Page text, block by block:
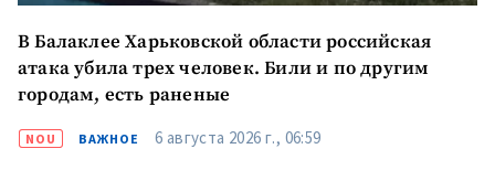
В Балаклее Харьковской области российская
атака убила трех человек. Били и по другим
городам, есть раненые
NOU ВАЖНОЕ 6 августа 2026 г., 06:59
изображение
Ссылка на медиа
+ Добавить ссылку на
медиа